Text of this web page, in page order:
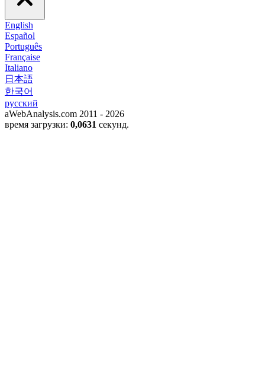
English
Español
Português
Française
Italiano
日本語
한국어
русский
aWebAnalysis.com 2011 - 2026
время загрузки: 0,0631 секунд.